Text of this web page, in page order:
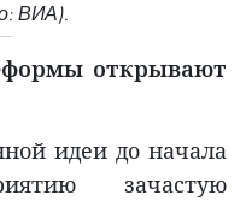
ВИА).
открывают
идеи до начала
зачастую